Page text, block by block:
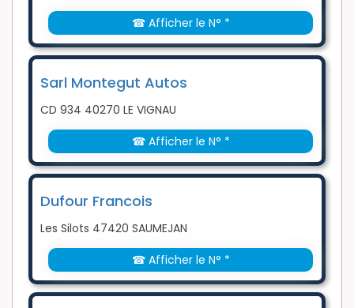
☎ Afficher le N° *
Sarl Montegut Autos
CD 934 40270 LE VIGNAU
☎ Afficher le N° *
Dufour Francois
Les Silots 47420 SAUMEJAN
☎ Afficher le N° *